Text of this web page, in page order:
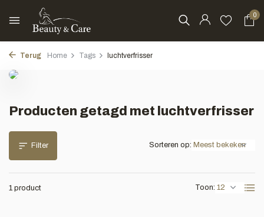
0
Terug Home Tags luchtverfrisser
Producten getagd met luchtverfrisser
Filter
1 product Toon:
Sorteren op: